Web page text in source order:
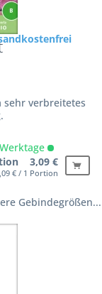
sehr verbreitetes
3,09 €
€ / 1 Portion
Gebindegrößen...